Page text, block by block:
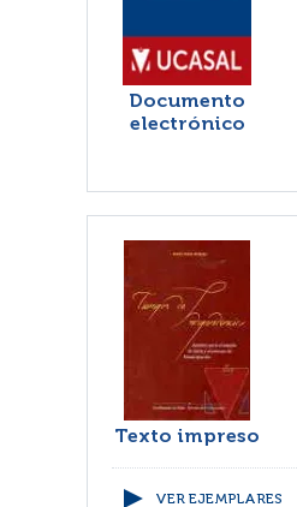
Documento
electrónico
Texto impreso
VER EJEMPLARES